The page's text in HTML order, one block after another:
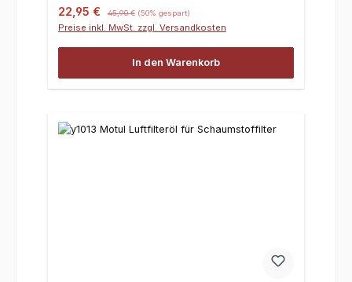
Verkaufspreis:
22,95 € 45,90 € (50% gespart)
Preise inkl. MwSt. zzgl. Versandkosten
In den Warenkorb